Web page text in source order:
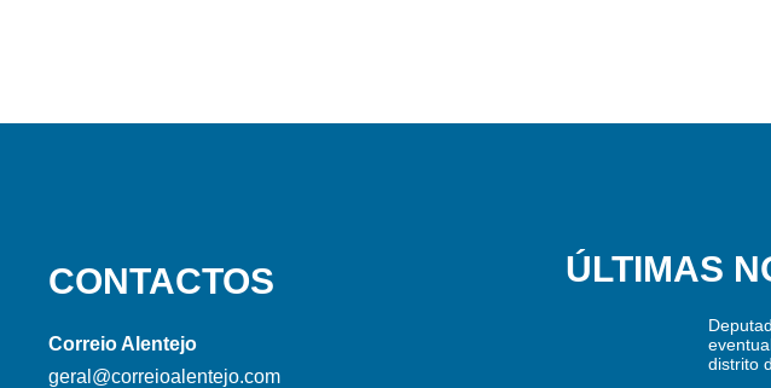
CONTACTOS
Correio Alentejo
geral@correioalentejo.com
ÚLTIMAS
distrito